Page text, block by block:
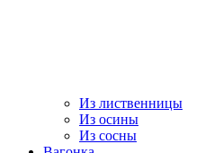
Из лиственницы
Из осины
Из сосны